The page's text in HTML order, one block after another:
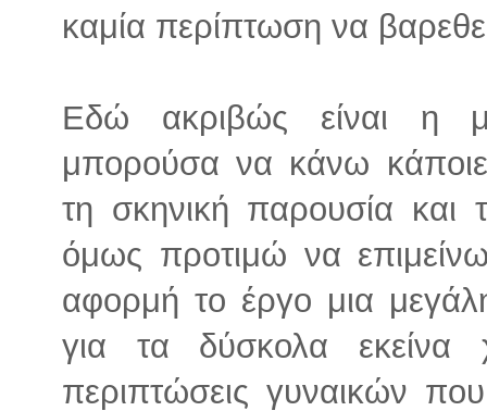
καμία περίπτωση να
Εδώ ακριβώς είναι η
μπορούσα να κάνω
τη σκηνική παρουσία και
όμως προτιμώ να
αφορμή το έργο μια
για τα δύσκολα εκείνα
περιπτώσεις γυναικών